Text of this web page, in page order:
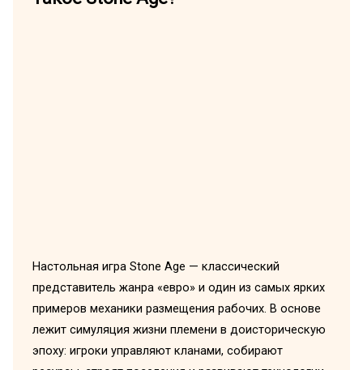
Настольная игра Stone Age — классический
представитель жанра «евро» и один из самых ярких
примеров механики размещения рабочих. В основе
лежит симуляция жизни племени в доисторическую
эпоху: игроки управляют кланами, собирают